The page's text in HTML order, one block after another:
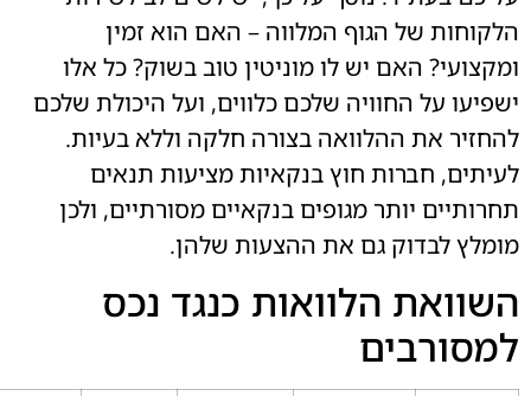
הלקוחות של הגוף המלווה – האם הוא זמין
ומקצועי? האם יש לו מוניטין טוב בשוק? כל אלו
ישפיעו על החוויה שלכם כלווים, ועל היכולת שלכם
להחזיר את ההלוואה בצורה חלקה וללא בעיות.
לעיתים, חברות חוץ בנקאיות מציעות תנאים
תחרותיים יותר מגופים בנקאיים מסורתיים, ולכן
מומלץ לבדוק גם את ההצעות שלהן.
השוואת הלוואות כנגד נכס
למסורבים